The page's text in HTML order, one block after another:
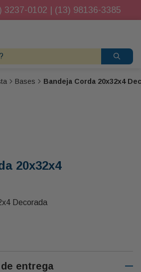
3237-0102 | (13) 98136-3385
Bases Bandeja Corda 20x32x4
20x32x4
Decorada
entrega